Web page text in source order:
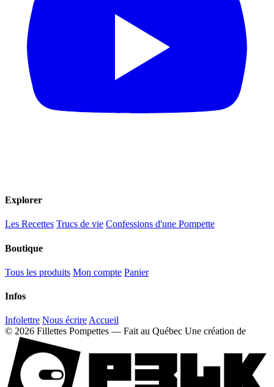
Explorer
Les Recettes Trucs de vie Confessions d'une Pompette
Boutique
Tous les produits Mon compte Panier
Infos
Infolettre Nous écrire Accueil
© 2026 Fillettes Pompettes — Fait au Québec Une création de